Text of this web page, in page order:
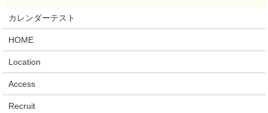
カレンダーテスト
HOME
Location
Access
Recruit